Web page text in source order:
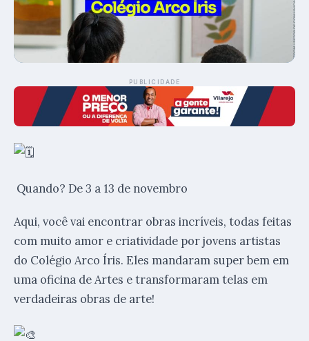
PUBLICIDADE
Quando? De 3 a 13 de novembro
Aqui, você vai encontrar obras incríveis, todas feitas
com muito amor e criatividade por jovens artistas
do Colégio Arco Íris. Eles mandaram super bem em
uma oficina de Artes e transformaram telas em
verdadeiras obras de arte!